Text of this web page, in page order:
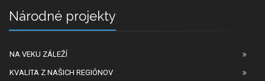
Národné projekty
NA VEKU ZÁLEŽÍ
KVALITA Z NAŠICH REGIÓNOV